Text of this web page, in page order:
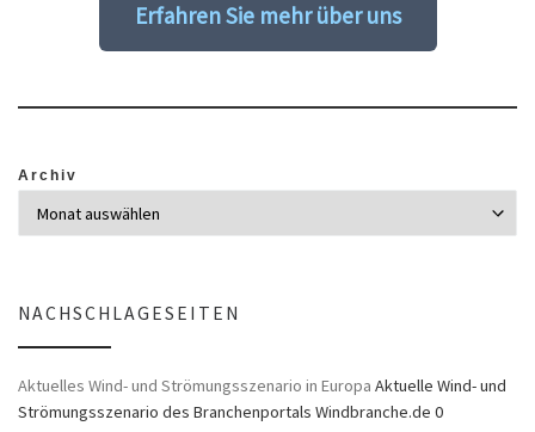
Erfahren Sie mehr über uns
Archiv
NACHSCHLAGESEITEN
Aktuelles Wind- und Strömungsszenario in Europa Aktuelle Wind- und
Strömungsszenario des Branchenportals Windbranche.de 0